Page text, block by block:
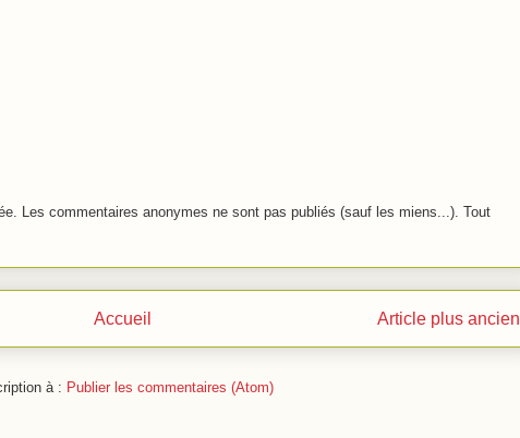
Les commentaires anonymes ne sont pas publiés (sauf les miens...). Tout
Article plus ancien
Accueil
à : Publier les commentaires (Atom)